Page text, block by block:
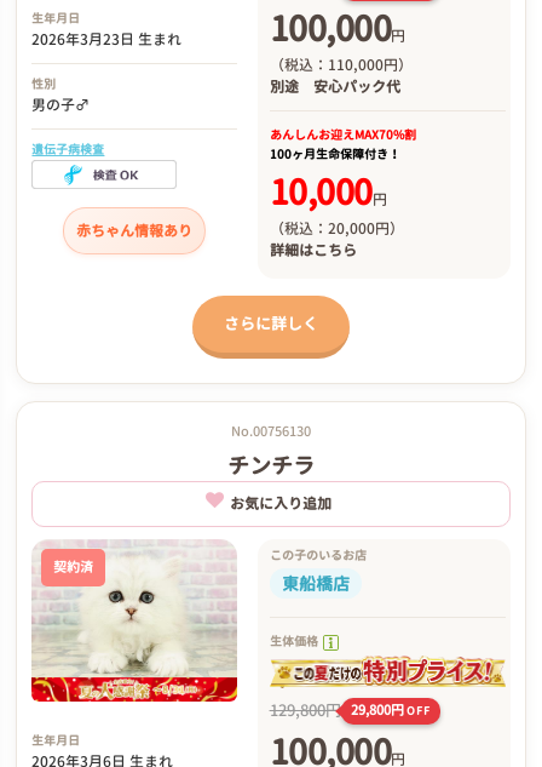
生年月日
2026年3月23日 生まれ
性別
男の子♂
遺伝子病検査
赤ちゃん情報あり
100,000円
（税込：110,000円）
別途 安心パック代
あんしんお迎えMAX70%割
100ヶ月生命保障付き！
10,000円
（税込：20,000円）
詳細はこちら
さらに詳しく
No.00756130
チンチラ
お気に入り追加
契約済
生年月日
2026年3月6日 生まれ
この子のいるお店
東船橋店
生体価格
129,800円 29,800円OFF
100,000円